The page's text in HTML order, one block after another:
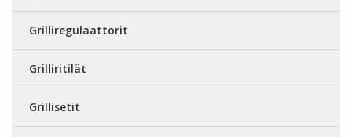
Grilliregulaattorit
Grilliritilät
Grillisetit